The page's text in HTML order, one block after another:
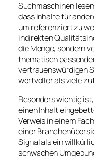
Suchmaschinen
dass Inhalte für
um referenziert zu
indirekten
die Menge, sondern
thematisch
vertrauenswürdigen
wertvoller als viele
Besonders wichtig
einen Inhalt
Verweis in einem
einer
Signal als ein
schwachen